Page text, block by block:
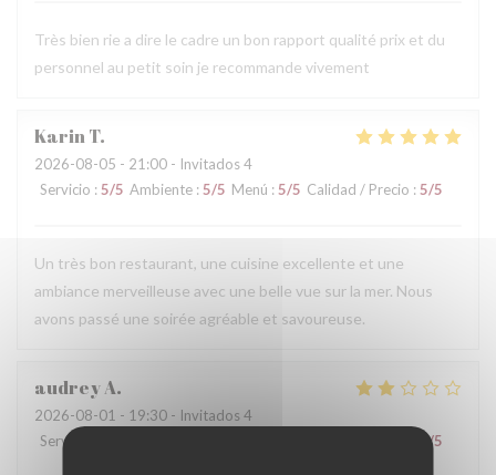
Très bien rie a dire le cadre un bon rapport qualité prix et du
personnel au petit soin je recommande vivement
KarinT
2026-08-05 - 21:00 - Invitados 4
Servicio : 5/5 Ambiente : 5/5 Menú : 5/5 Calidad / Precio : 5/5
Un très bon restaurant, une cuisine excellente et une
ambiance merveilleuse avec une belle vue sur la mer. Nous
avons passé une soirée agréable et savoureuse.
audreyA
2026-08-01 - 19:30 - Invitados 4
Servicio
/5